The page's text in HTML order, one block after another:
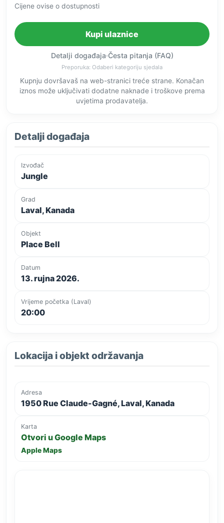
Cijene ovise o dostupnosti
Kupi ulaznice
Detalji događaja·Česta pitanja (FAQ)
Preporuka: Odaberi kategoriju sjedala
Kupnju dovršavaš na web-stranici treće strane. Konačan
iznos može uključivati dodatne naknade i troškove prema
uvjetima prodavatelja.
Detalji događaja
Izvođač
Jungle
Grad
Laval, Kanada
Objekt
Place Bell
Datum
13. rujna 2026.
Vrijeme početka (Laval)
20:00
Lokacija i objekt održavanja
Adresa
1950 Rue Claude-Gagné, Laval, Kanada
Karta
Otvori u Google Maps
Apple Maps